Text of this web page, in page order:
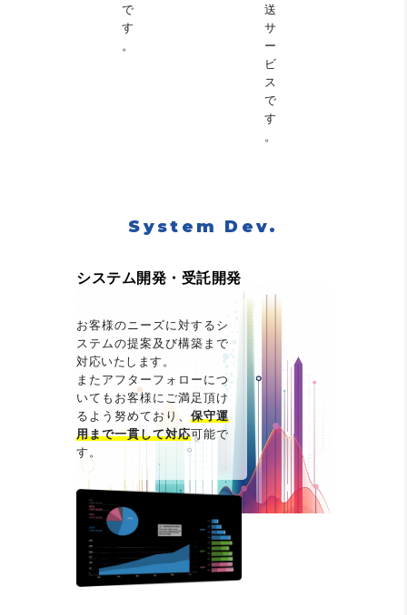
で
す
。
送
サ
ー
ビ
ス
で
す
。
System Dev.
システム開発・受託開発
お客様のニーズに対するシ
ステムの提案及び構築まで
対応いたします。
またアフターフォローにつ
いてもお客様にご満足頂け
るよう努めており、保守運
用まで一貫して対応可能で
す。